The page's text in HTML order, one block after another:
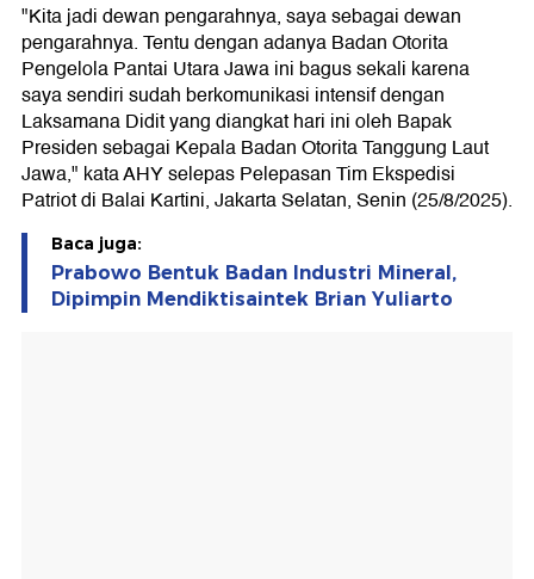
"Kita jadi dewan pengarahnya, saya sebagai dewan
pengarahnya. Tentu dengan adanya Badan Otorita
Pengelola Pantai Utara Jawa ini bagus sekali karena
saya sendiri sudah berkomunikasi intensif dengan
Laksamana Didit yang diangkat hari ini oleh Bapak
Presiden sebagai Kepala Badan Otorita Tanggung Laut
Jawa," kata AHY selepas Pelepasan Tim Ekspedisi
Patriot di Balai Kartini, Jakarta Selatan, Senin (25/8/2025).
Baca juga:
Prabowo Bentuk Badan Industri Mineral,
Dipimpin Mendiktisaintek Brian Yuliarto